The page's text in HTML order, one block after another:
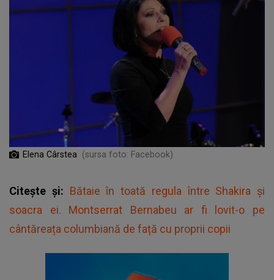
Elena Cârstea (sursa foto: Facebook)
Citește și: Bătaie în toată regula între Shakira și
soacra ei. Montserrat Bernabeu ar fi lovit-o pe
cântăreața columbiană de față cu proprii copii